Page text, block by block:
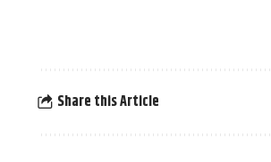
Share this Article